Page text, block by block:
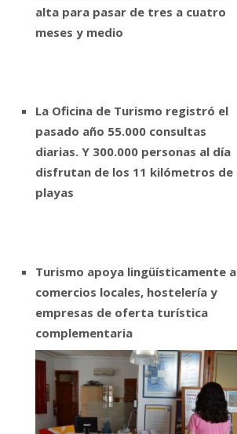
alta para pasar de tres a cuatro
meses y medio
La Oficina de Turismo registró el
pasado año 55.000 consultas
diarias. Y 300.000 personas al día
disfrutan de los 11 kilómetros de
playas
Turismo apoya lingüísticamente a
comercios locales, hostelería y
empresas de oferta turística
complementaria